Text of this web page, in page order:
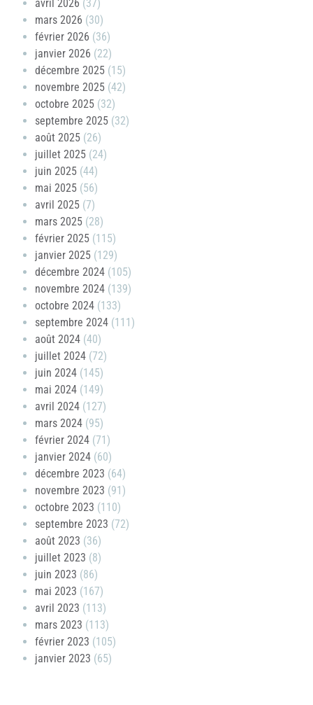
avril 2026 (37)
mars 2026 (30)
février 2026 (36)
janvier 2026 (22)
décembre 2025 (15)
novembre 2025 (42)
octobre 2025 (32)
septembre 2025 (32)
août 2025 (26)
juillet 2025 (24)
juin 2025 (44)
mai 2025 (56)
avril 2025 (7)
mars 2025 (28)
février 2025 (115)
janvier 2025 (129)
décembre 2024 (105)
novembre 2024 (139)
octobre 2024 (133)
septembre 2024 (111)
août 2024 (40)
juillet 2024 (72)
juin 2024 (145)
mai 2024 (149)
avril 2024 (127)
mars 2024 (95)
février 2024 (71)
janvier 2024 (60)
décembre 2023 (64)
novembre 2023 (91)
octobre 2023 (110)
septembre 2023 (72)
août 2023 (36)
juillet 2023 (8)
juin 2023 (86)
mai 2023 (167)
avril 2023 (113)
mars 2023 (113)
février 2023 (105)
janvier 2023 (65)